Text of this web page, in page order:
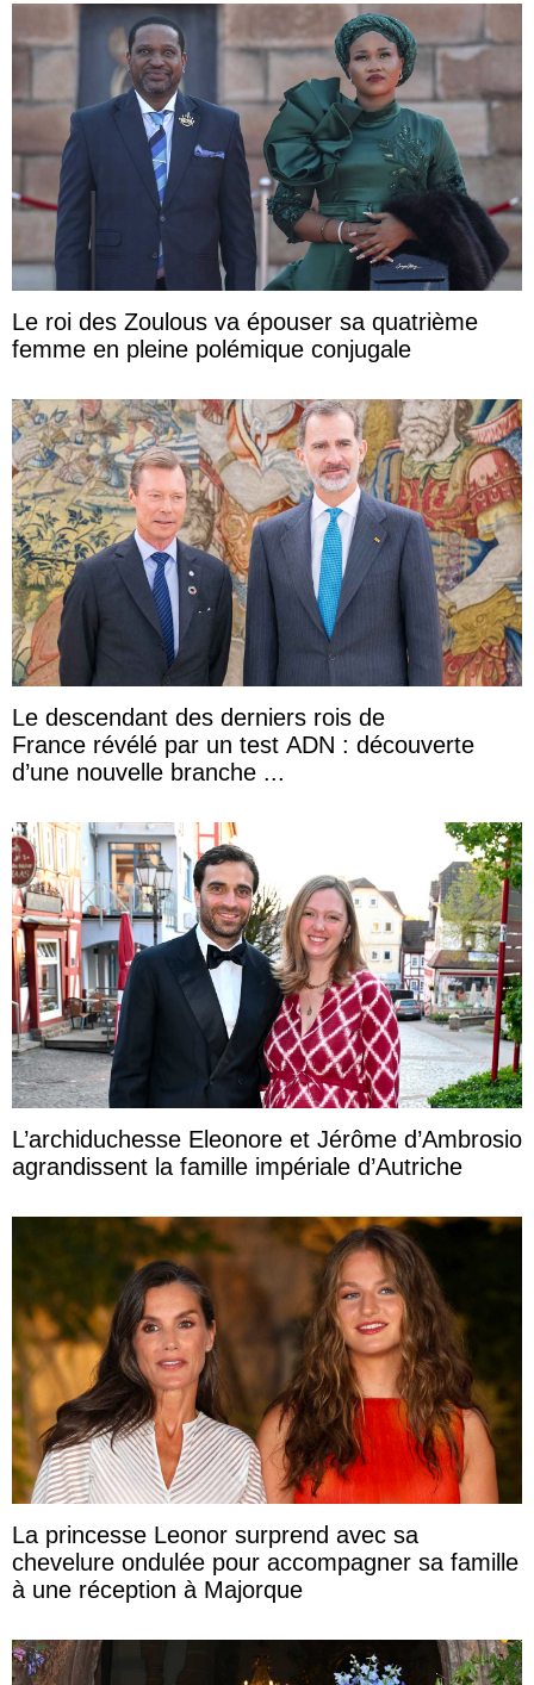
Le roi des Zoulous va épouser sa quatrième
femme en pleine polémique conjugale
Le descendant des derniers rois de
France révélé par un test ADN : découverte
d’une nouvelle branche ...
L’archiduchesse Eleonore et Jérôme d’Ambrosio
agrandissent la famille impériale d’Autriche
La princesse Leonor surprend avec sa
chevelure ondulée pour accompagner sa famille
à une réception à Majorque